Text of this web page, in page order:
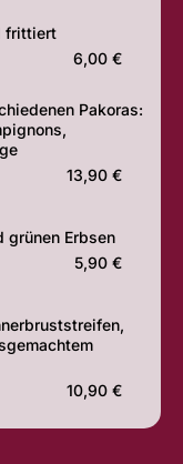
frittiert
6,00 €
Pakoras:
13,90 €
grünen Erbsen
5,90 €
10,90 €